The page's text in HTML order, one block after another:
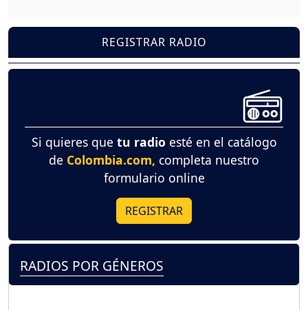
REGISTRAR RADIO
Si quieres que tu radio esté en el catálogo
de Colombia.com, completa nuestro
formulario online
REGISTRAR
RADIOS POR GÉNEROS